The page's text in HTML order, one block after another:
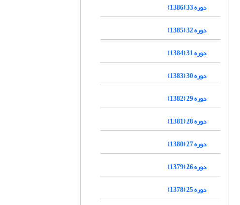
دوره 33 (1386)
دوره 32 (1385)
دوره 31 (1384)
دوره 30 (1383)
دوره 29 (1382)
دوره 28 (1381)
دوره 27 (1380)
دوره 26 (1379)
دوره 25 (1378)